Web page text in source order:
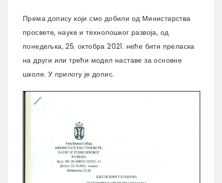
Према допису који смо добили од Министарства
просвете, науке и технолошког развоја, од
понедељка, 25. октобра 2021. неће бити преласка
на други или трећи модел наставе за основне
школе. У прилогу је допис.